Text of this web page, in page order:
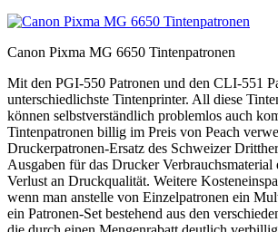
Canon Pixma MG 6650 Tintenpatronen
Mit den PGI-550 Patronen und den CLI-551
unterschiedlichste Tintenprinter. All diese
können selbstverständlich problemlos auch
Tintenpatronen billig im Preis von Peach
Druckerpatronen-Ersatz des Schweizer
Ausgaben für das Drucker Verbrauchsmaterial
Verlust an Druckqualität. Weitere
wenn man anstelle von Einzelpatronen ein
ein Patronen-Set bestehend aus den